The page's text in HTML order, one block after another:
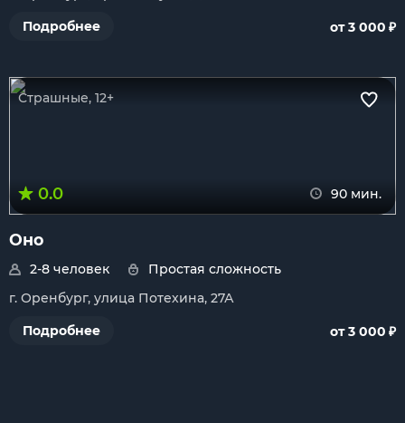
Подробнее
от 3 000 ₽
Страшные, 12+
0.0 90 мин.
Оно
2-8 человек
Простая сложность
г. Оренбург, улица Потехина, 27А
Подробнее
от 3 000 ₽